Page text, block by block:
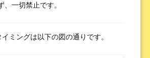
をご提供いただけますようお願いいたしま
がない場合は、LINE またはお電話にてお問い合
、一切禁止です。
ミングは以下の図の通りです。